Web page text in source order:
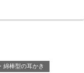
綿棒型の耳かき